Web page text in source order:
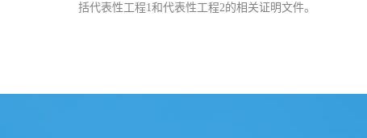
括代表性工程1和代表性工程2的相关证明文件。